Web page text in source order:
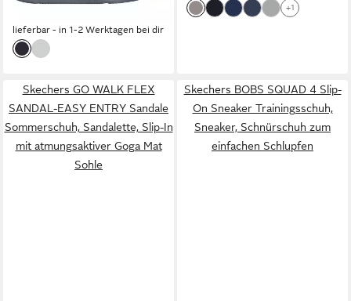
lieferbar - in 1-2 Werktagen bei dir
+1
Skechers GO WALK FLEX
SANDAL-EASY ENTRY Sandale
Sommerschuh, Sandalette, Slip-In
mit atmungsaktiver Goga Mat
Sohle
Skechers BOBS SQUAD 4 Slip-
On Sneaker Trainingsschuh,
Sneaker, Schnürschuh zum
einfachen Schlupfen